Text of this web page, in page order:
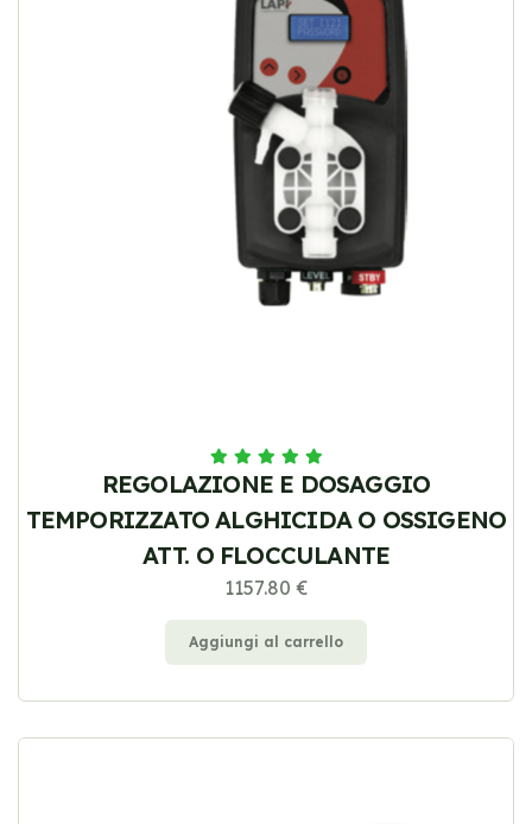
REGOLAZIONE E DOSAGGIO
TEMPORIZZATO ALGHICIDA O OSSIGENO
ATT. O FLOCCULANTE
1157.80 €
Aggiungi al carrello